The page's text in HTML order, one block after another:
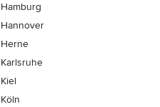
Hamburg
Hannover
Herne
Karlsruhe
Kiel
Köln